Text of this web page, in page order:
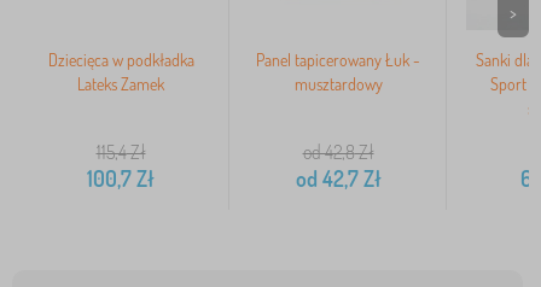
Dziecięca w podkładka
Lateks Zamek
115,4Zł
100,7Zł
Panel tapicerowany Łuk -
musztardowy
od 42,8Zł
od 42,7Zł
Sanki dla
Sport -
>